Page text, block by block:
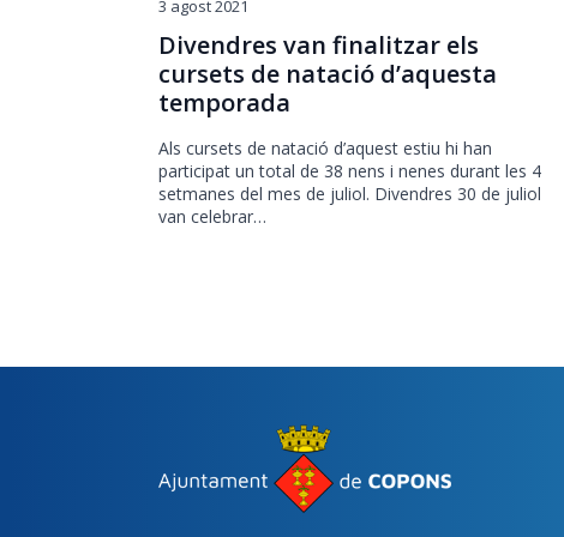
Divendres van finalitzar els
cursets de natació d’aquesta
temporada
3 agost 2021
Als cursets de natació d’aquest estiu hi han
participat un total de 38 nens i nenes durant les 4
setmanes del mes de juliol. Divendres 30 de juliol
van celebrar…